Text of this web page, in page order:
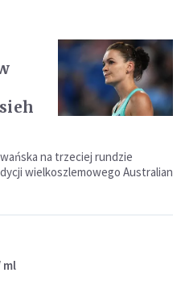
na trzeciej rundzie
wielkoszlemowego Australian
ml